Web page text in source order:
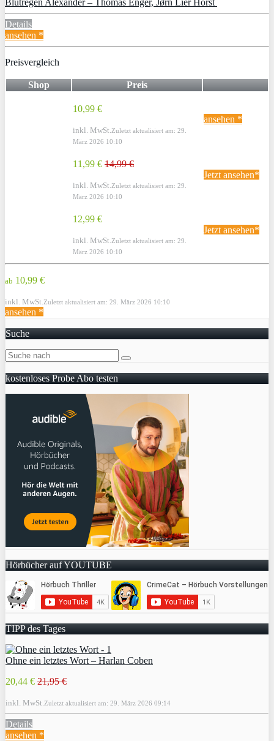
Blutregen Alexander – Thomas Enger, Jørn Lier Horst
Details
ansehen *
Preisvergleich
Shop Preis
10,99 €
inkl. MwSt. Zuletzt aktualisiert am: 29.
März 2026 10:10
ansehen *
11,99 € 14,99 €
inkl. MwSt. Zuletzt aktualisiert am: 29.
März 2026 10:10
Jetzt ansehen*
12,99 €
inkl. MwSt. Zuletzt aktualisiert am: 29.
März 2026 10:10
Jetzt ansehen*
ab 10,99 €
inkl. MwSt. Zuletzt aktualisiert am: 29. März 2026 10:10
ansehen *
Suche
kostenloses Probe Abo testen
Hörbücher auf YOUTUBE
TIPP des Tages
Ohne ein letztes Wort – Harlan Coben
20,44 € 21,95 €
inkl. MwSt. Zuletzt aktualisiert am: 29. März 2026 09:14
Details
ansehen *